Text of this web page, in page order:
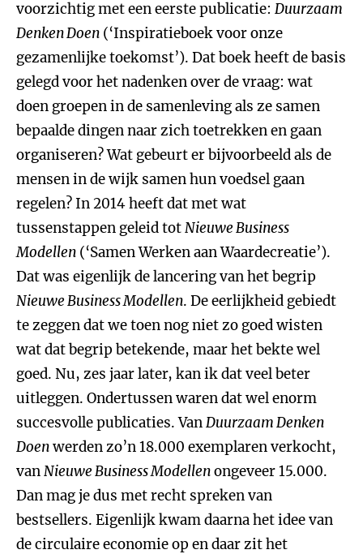
voorzichtig met een eerste publicatie: Duurzaam
Denken Doen (‘Inspiratieboek voor onze
gezamenlijke toekomst’). Dat boek heeft de basis
gelegd voor het nadenken over de vraag: wat
doen groepen in de samenleving als ze samen
bepaalde dingen naar zich toetrekken en gaan
organiseren? Wat gebeurt er bijvoorbeeld als de
mensen in de wijk samen hun voedsel gaan
regelen? In 2014 heeft dat met wat
tussenstappen geleid totNieuwe Business
Modellen (‘Samen Werken aan Waardecreatie’).
Dat was eigenlijk de lancering van het begrip
Nieuwe Business Modellen. De eerlijkheid gebiedt
te zeggen dat we toen nog niet zo goed wisten
wat dat begrip betekende, maar het bekte wel
goed. Nu, zes jaar later, kan ik dat veel beter
uitleggen. Ondertussen waren dat wel enorm
succesvolle publicaties. VanDuurzaam Denken
Doenwerden zo’n 18.000 exemplaren verkocht,
vanNieuwe Business Modellenongeveer 15.000.
Dan mag je dus met recht spreken van
bestsellers. Eigenlijk kwam daarna het idee van
de circulaire economie op en daar zit het